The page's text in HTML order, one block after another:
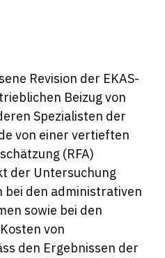
Revision der EKAS-
Beizug von
Spezialisten der
von einer vertieften
(RFA)
der Untersuchung
bei den administrativen
sowie bei den
von
den Ergebnissen der